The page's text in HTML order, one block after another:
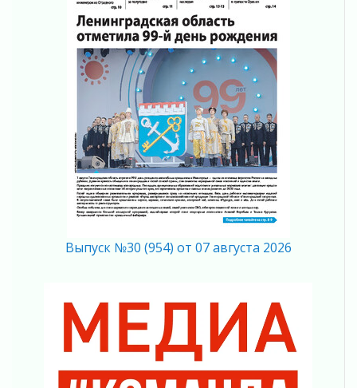
В Ленобласти растет потребление
мобильного трафика
04 августа 2026
Полумрак бьёт по карману
Вниманию автомобилистов!
04 августа 2026
Память, сталь и музыка
04 августа 2026
Регион готовится к выборам
04 августа 2026
Никакого принуждения, только письменное
согласие
04 августа 2026
Важная информация
04 августа 2026
Что делать со сбережениями
04 августа 2026
Выпуск №30 (954) от 07 августа 2026